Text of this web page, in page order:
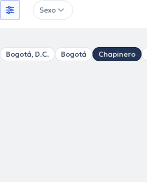
Sexo
Bogotá, D.C. Bogotá Chapinero